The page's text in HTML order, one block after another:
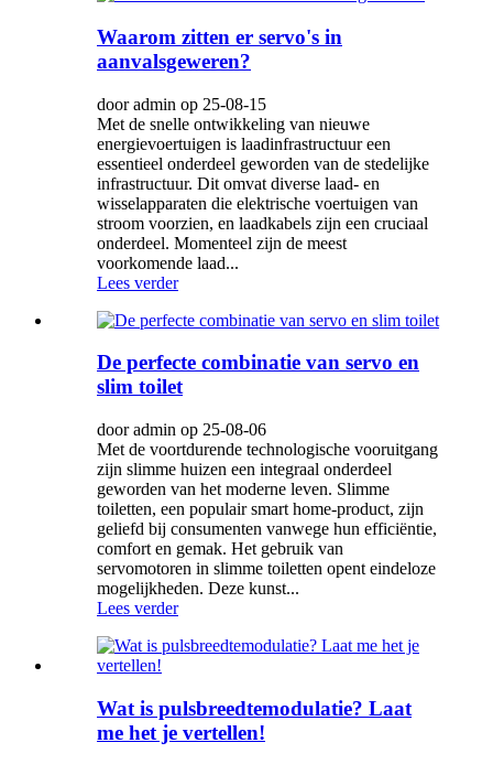
Waarom zitten er servo's in
aanvalsgeweren?
door admin op 25-08-15
Met de snelle ontwikkeling van nieuwe
energievoertuigen is laadinfrastructuur een
essentieel onderdeel geworden van de stedelijke
infrastructuur. Dit omvat diverse laad- en
wisselapparaten die elektrische voertuigen van
stroom voorzien, en laadkabels zijn een cruciaal
onderdeel. Momenteel zijn de meest
voorkomende laad...
Lees verder
De perfecte combinatie van servo en
slim toilet
door admin op 25-08-06
Met de voortdurende technologische vooruitgang
zijn slimme huizen een integraal onderdeel
geworden van het moderne leven. Slimme
toiletten, een populair smart home-product, zijn
geliefd bij consumenten vanwege hun efficiëntie,
comfort en gemak. Het gebruik van
servomotoren in slimme toiletten opent eindeloze
mogelijkheden. Deze kunst...
Lees verder
Wat is pulsbreedtemodulatie? Laat
me het je vertellen!